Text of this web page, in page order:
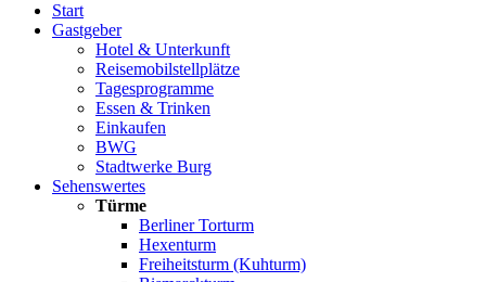
Start
Gastgeber
Hotel & Unterkunft
Reisemobilstellplätze
Tagesprogramme
Essen & Trinken
Einkaufen
BWG
Stadtwerke Burg
Sehenswertes
Türme
Berliner Torturm
Hexenturm
Freiheitsturm (Kuhturm)